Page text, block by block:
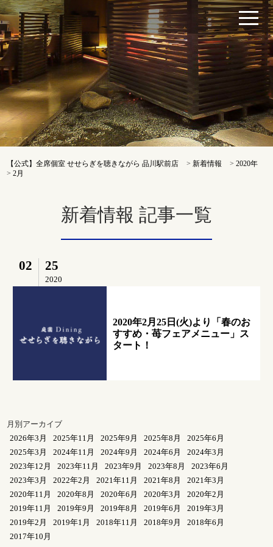
【公式】全席個室 せせらぎを聴きながら 品川駅前店 >新着情報 >2020年
>2月
新着情報 記事一覧
02 25
2020
2020年2月25日(火)より「春のお
すすめ・苺フェアメニュー」ス
タート！
月別アーカイブ
2026年3月
2025年11月 2025年9月 2025年8月
2025年6月
2025年3月
2024年11月 2024年9月 2024年6月
2024年3月
2023年12月
2023年11月 2023年9月 2023年8月
2023年6月
2023年3月
2022年2月 2021年11月 2021年8月
2021年3月
2020年11月
2020年8月 2020年6月 2020年3月
2020年2月
2019年11月
2019年9月 2019年8月 2019年6月
2019年3月
2019年2月
2019年1月 2018年11月 2018年9月
2018年6月
2017年10月